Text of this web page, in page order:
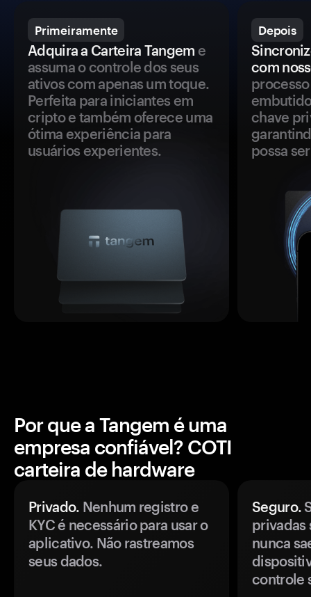
Primeiramente
Adquira a Carteira Tangem e
assuma o controle dos seus
ativos com apenas um toque.
Perfeita para iniciantes em
cripto e também oferece uma
ótima experiência para
usuários experientes.
Depois
com
chave
possa
Por que a Tangem é uma
empresa confiável? COTI
carteira de hardware
Privado. Nenhum registro e
KYC é necessário para usar o
aplicativo. Não rastreamos
seus dados.
Seguro.
privadas
nunca
controle